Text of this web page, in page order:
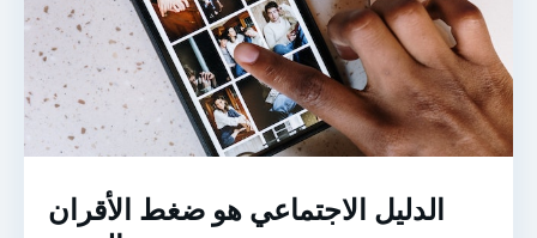
الدليل الاجتماعي هو ضغط الأقران